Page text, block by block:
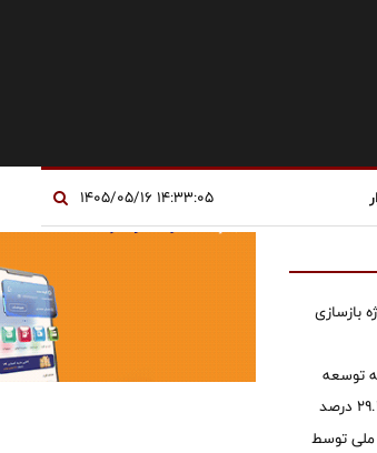
بازسازی
توسعه
ملی توسط